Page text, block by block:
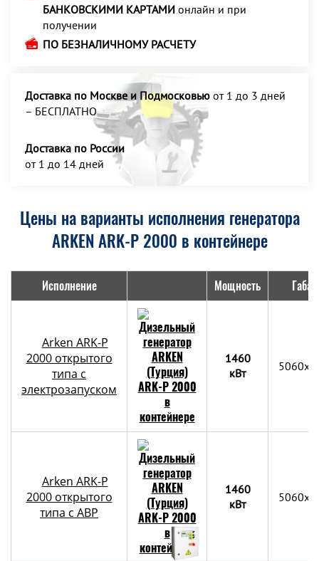
БАНКОВСКИМИ КАРТАМИ онлайн и при
получении
ПО БЕЗНАЛИЧНОМУ РАСЧЕТУ
Доставка по Москве и Подмосковью от 1 до 3 дней
– БЕСПЛАТНО
Доставка по России
от 1 до 14 дней
Цены на варианты исполнения генератора
ARKEN ARK-P 2000 в контейнере
Исполнение Мощность
Arken ARK-P
2000 открытого
типа с
электрозапуском
1460
кВт
Arken ARK-P
2000 открытого
типа с АВР
1460
кВт